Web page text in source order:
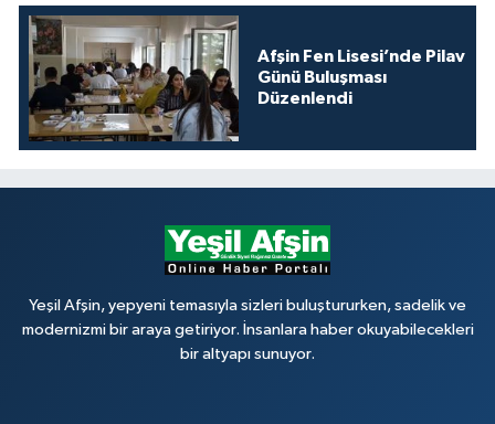
Afşin Fen Lisesi’nde Pilav
Günü Buluşması
Düzenlendi
Yeşil Afşin, yepyeni temasıyla sizleri buluştururken, sadelik ve
modernizmi bir araya getiriyor. İnsanlara haber okuyabilecekleri
bir altyapı sunuyor.